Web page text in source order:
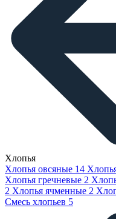
Хлопья
Хлопья овсяные 14
Хлопья гречневые 2
2 Хлопья ячменные 2
Смесь хлопьев 5